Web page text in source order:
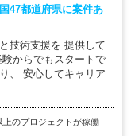
47都道府県に案件あ
技術支援を 提供して
からでもスタートで
、 安心してキャリア
上のプロジェクトが稼働